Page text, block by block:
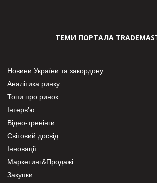
ТЕМИ ПОРТАЛА
Новини України та закордону
Аналітика ринку
Топи про ринок
Інтерв’ю
Відео-тренінги
Світовий досвід
Інновації
Маркетинг&Продажі
Закупки